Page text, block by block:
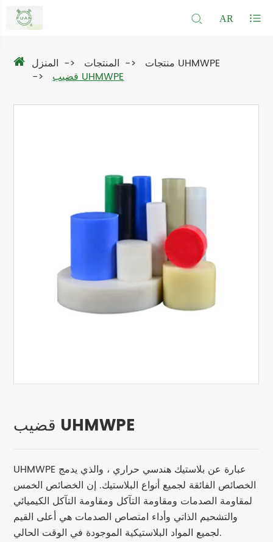
AR
المنزل المنتجات
منتجات UHMWPE
قضيب UHMWPE
قضيب UHMWPE
UHMWPE عبارة عن بلاستيك هندسي حراري ، والذي يدمج
الخصائص الفائقة لجميع أنواع البلاستيك. إن الخصائص الخمس
لمقاومة الصدمات ومقاومة التآكل ومقاومة التآكل الكيميائي
والتشحيم الذاتي وأداء امتصاص الصدمات هي أعلى القيم
لجميع المواد البلاستيكية الموجودة في الوقت الحالي.